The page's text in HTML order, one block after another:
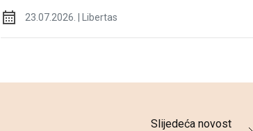
23.07.2026. | Libertas
Slijedeća novost